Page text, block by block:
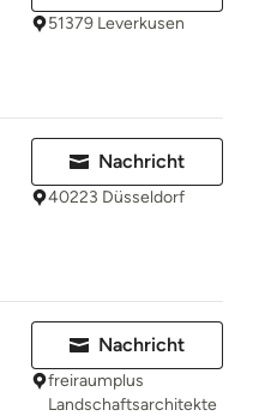
51379 Leverkusen
Nachricht
40223 Düsseldorf
Nachricht
freiraumplus
Landschaftsarchitekte